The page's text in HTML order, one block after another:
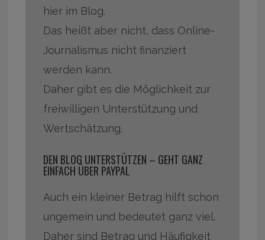
hier im Blog.
Das heißt aber nicht, dass Online-
Journalismus nicht finanziert
werden kann.
Daher gibt es die Möglichkeit zur
freiwilligen Unterstützung und
Wertschätzung.
DEN BLOG UNTERSTÜTZEN – GEHT GANZ
EINFACH ÜBER PAYPAL
Auch ein kleiner Betrag hilft schon
ungemein und bedeutet ganz viel.
Daher sind Betrag und Häufigkeit